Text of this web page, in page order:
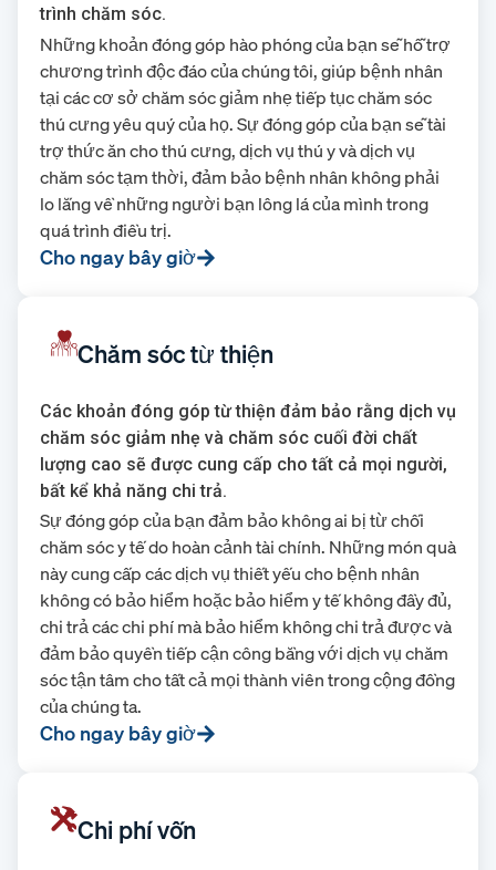
trình chăm sóc.
Những khoản đóng góp hào phóng của bạn sẽ hỗ trợ
chương trình độc đáo của chúng tôi, giúp bệnh nhân
tại các cơ sở chăm sóc giảm nhẹ tiếp tục chăm sóc
thú cưng yêu quý của họ. Sự đóng góp của bạn sẽ tài
trợ thức ăn cho thú cưng, dịch vụ thú y và dịch vụ
chăm sóc tạm thời, đảm bảo bệnh nhân không phải
lo lắng về những người bạn lông lá của mình trong
quá trình điều trị.
Cho ngay bây giờ
Chăm sóc từ thiện
Các khoản đóng góp từ thiện đảm bảo rằng dịch vụ
chăm sóc giảm nhẹ và chăm sóc cuối đời chất
lượng cao sẽ được cung cấp cho tất cả mọi người,
bất kể khả năng chi trả.
Sự đóng góp của bạn đảm bảo không ai bị từ chối
chăm sóc y tế do hoàn cảnh tài chính. Những món quà
này cung cấp các dịch vụ thiết yếu cho bệnh nhân
không có bảo hiểm hoặc bảo hiểm y tế không đầy đủ,
chi trả các chi phí mà bảo hiểm không chi trả được và
đảm bảo quyền tiếp cận công bằng với dịch vụ chăm
sóc tận tâm cho tất cả mọi thành viên trong cộng đồng
của chúng ta.
Cho ngay bây giờ
Chi phí vốn